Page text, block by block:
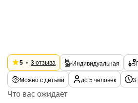
5 3 отзыва Индивидуальная
Можно с детьми до 5 человек 3
Что вас ожидает